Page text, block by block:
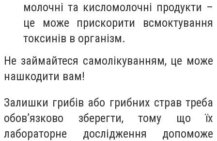
молочні та кисломолочні продукти –
це може прискорити всмоктування
токсинів в організм.
Не займайтеся самолікуванням, це може
нашкодити вам!
Залишки грибів або грибних страв треба
обов’язково зберегти, тому що їх
лабораторне дослідження допоможе